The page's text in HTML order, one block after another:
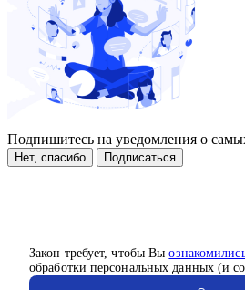
Закон требует, чтобы Вы
обработки персональных данных (и
Подпишитесь на уведомления о
Нет, спасибо Подписаться